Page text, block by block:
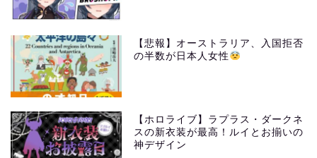
【悲報】オーストラリア、入国拒否
の半数が日本人女性
【ホロライブ】ラプラス・ダークネ
スの新衣装が最高！ルイとお揃いの
神デザイン